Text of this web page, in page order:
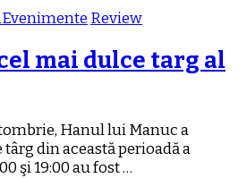
Evenimente Review
mai dulce targ al
Hanul lui Manuc a
din această perioadă a
şi 19:00 au fost …